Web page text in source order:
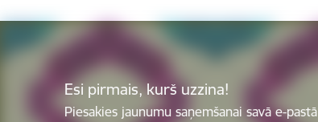
Esi pirmais, kurš uzzina!
Piesakies jaunumu saņemšanai savā e-pastā